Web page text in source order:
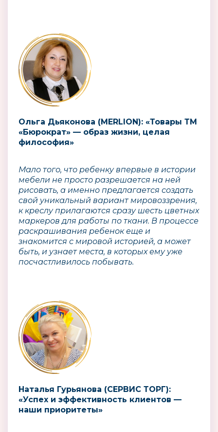
Ольга Дьяконова (MERLION): «Товары ТМ
«Бюрократ» — образ жизни, целая
философия»
Мало того, что ребенку впервые в истории
мебели не просто разрешается на ней
рисовать, а именно предлагается создать
свой уникальный вариант мировоззрения,
к креслу прилагаются сразу шесть цветных
маркеров для работы по ткани. В процессе
раскрашивания ребенок еще и
знакомится с мировой историей, а может
быть, и узнает места, в которых ему уже
посчастливилось побывать.
Наталья Гурьянова (СЕРВИС ТОРГ):
«Успех и эффективность клиентов —
наши приоритеты»